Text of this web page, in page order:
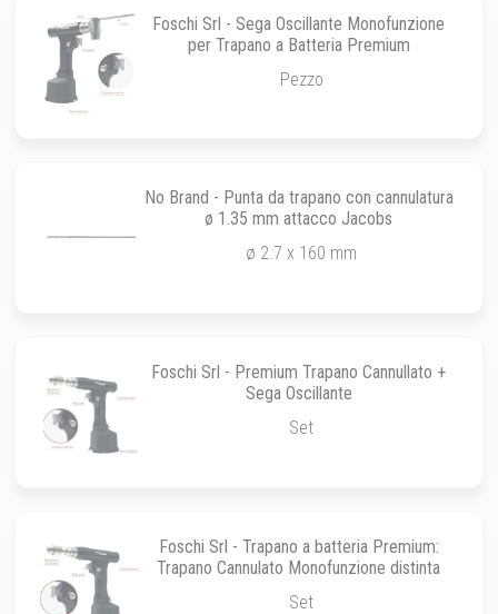
Foschi Srl - Sega Oscillante Monofunzione
per Trapano a Batteria Premium
Pezzo
No Brand - Punta da trapano con cannulatura
ø 1.35 mm attacco Jacobs
ø 2.7 x 160 mm
Foschi Srl - Premium Trapano Cannullato +
Sega Oscillante
Set
Foschi Srl - Trapano a batteria Premium:
Trapano Cannulato Monofunzione distinta
Set